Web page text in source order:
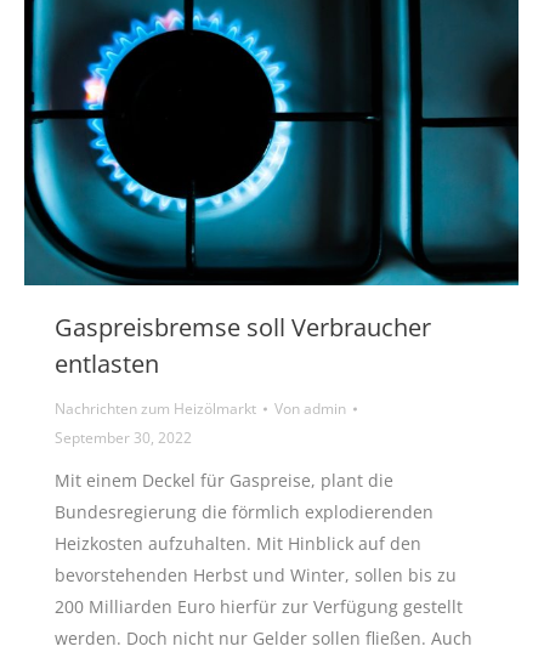
Gaspreisbremse soll Verbraucher
entlasten
Nachrichten zum Heizölmarkt Vonadmin
September 30, 2022
Mit einem Deckel für Gaspreise, plant die
Bundesregierung die förmlich explodierenden
Heizkosten aufzuhalten. Mit Hinblick auf den
bevorstehenden Herbst und Winter, sollen bis zu
200 Milliarden Euro hierfür zur Verfügung gestellt
werden. Doch nicht nur Gelder sollen fließen. Auch